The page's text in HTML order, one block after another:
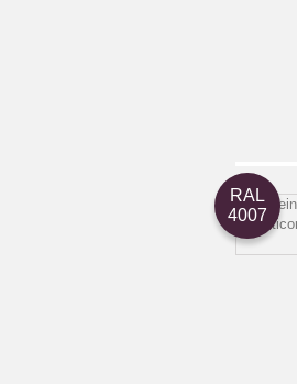
RAL
4007